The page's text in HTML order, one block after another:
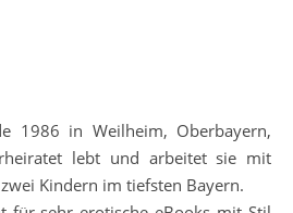
1986 in Weilheim, Oberbayern,
lebt und arbeitet sie mit
Kindern im tiefsten Bayern.